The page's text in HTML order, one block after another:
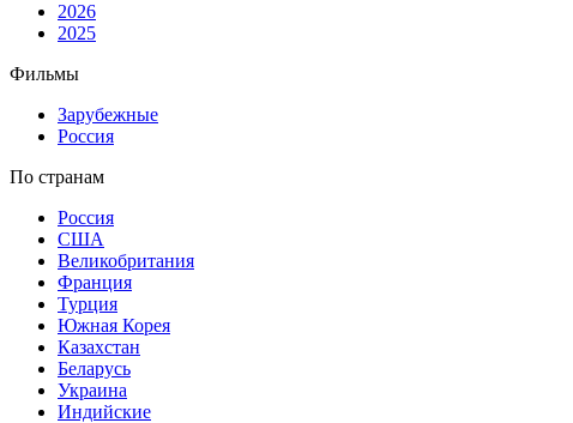
2026
2025
Фильмы
Зарубежные
Россия
По странам
Россия
США
Великобритания
Франция
Турция
Южная Корея
Казахстан
Беларусь
Украина
Индийские